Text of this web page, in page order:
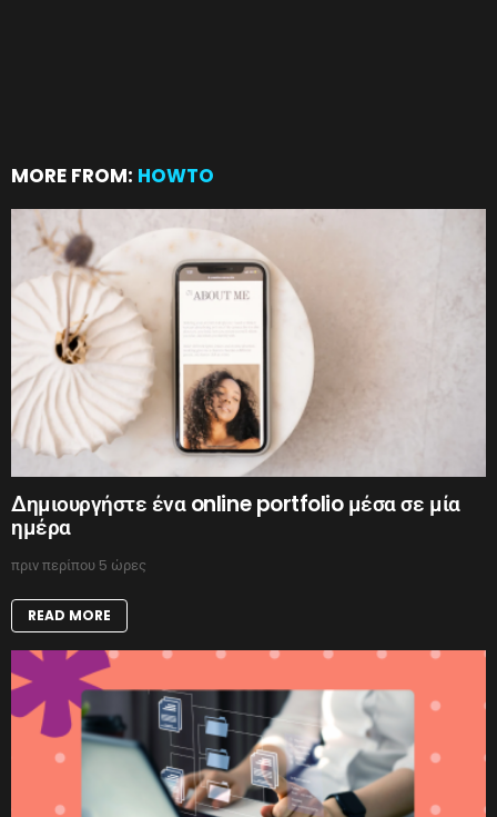
MORE FROM: HOWTO
Δημιουργήστε ένα online portfolio μέσα σε μία
ημέρα
πριν περίπου 5 ώρες
READ MORE